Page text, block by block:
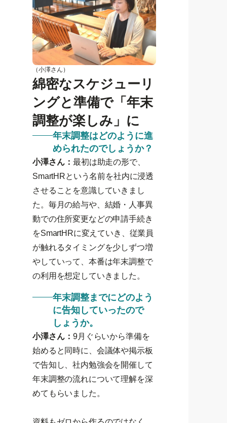
（小澤さん）
綿密なスケジューリ
ングと準備で「年末
調整が楽しみ」に
年末調整はどのように進
められたのでしょうか？
小澤さん： 最初は助走の形で、
SmartHRという名前を社内に浸透
させることを意識していきまし
た。毎月の給与や、結婚・人事異
動での住所変更などの申請手続き
をSmartHRに変えていき、従業員
が触れるタイミングを少しずつ増
やしていって、本番は年末調整で
の利用を想定していきました。
年末調整までにどのよう
に告知していったので
しょうか。
小澤さん： 9月ぐらいから準備を
始めると同時に、会議体や掲示板
で告知し、社内勉強会を開催して
年末調整の流れについて理解を深
めてもらいました。